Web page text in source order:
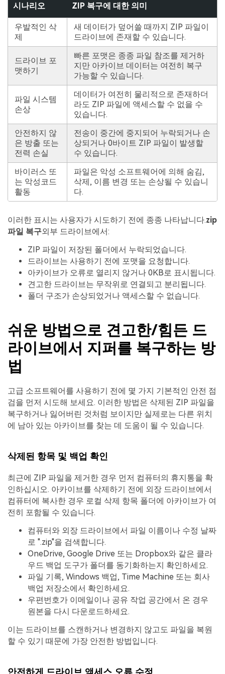
시나리오 ZIP 복구에 대한 의미
우발적인 삭
제
새 데이터가 덮어쓸 때까지 ZIP 파일이
드라이브에 존재할 수 있습니다.
드라이브 포
맷하기
빠른 포맷은 종종 파일 참조를 제거하
지만 아카이브 데이터는 여전히 복구
가능할 수 있습니다.
파일 시스템
손상
데이터가 여전히 물리적으로 존재하더
라도 ZIP 파일에 액세스할 수 없을 수
있습니다.
안전하지 않
은 방출 또는
전력 손실
전송이 중간에 중지되어 누락되거나 손
상되거나 0바이트 ZIP 파일이 발생할
수 있습니다.
바이러스 또
는 악성코드
활동
파일은 악성 소프트웨어에 의해 숨김,
삭제, 이름 변경 또는 손상될 수 있습니
다.
이러한 표시는 사용자가 시도하기 전에 종종 나타납니다.zip
파일 복구외부 드라이브에서:
ZIP 파일이 저장된 폴더에서 누락되었습니다.
드라이브는 사용하기 전에 포맷을 요청합니다.
아카이브가 오류로 열리지 않거나 0KB로 표시됩니다.
견고한 드라이브는 무작위로 연결되고 분리됩니다.
폴더 구조가 손상되었거나 액세스할 수 없습니다.
쉬운 방법으로 견고한/힘든 드
라이브에서 지퍼를 복구하는 방
법
고급 소프트웨어를 사용하기 전에 몇 가지 기본적인 안전 점
검을 먼저 시도해 보세요. 이러한 방법은 삭제된 ZIP 파일을
복구하거나 잃어버린 것처럼 보이지만 실제로는 다른 위치
에 남아 있는 아카이브를 찾는 데 도움이 될 수 있습니다.
삭제된 항목 및 백업 확인
최근에 ZIP 파일을 제거한 경우 먼저 컴퓨터의 휴지통을 확
인하십시오. 아카이브를 삭제하기 전에 외장 드라이브에서
컴퓨터에 복사한 경우 로컬 삭제 항목 폴더에 아카이브가 여
전히 포함될 수 있습니다.
컴퓨터와 외장 드라이브에서 파일 이름이나 수정 날짜
로 ".zip"을 검색합니다.
OneDrive, Google Drive 또는 Dropbox와 같은 클라
우드 백업 도구가 폴더를 동기화하는지 확인하세요.
파일 기록, Windows 백업, Time Machine 또는 회사
백업 저장소에서 확인하세요.
우편번호가 이메일이나 공유 작업 공간에서 온 경우
원본을 다시 다운로드하세요.
이는 드라이브를 스캔하거나 변경하지 않고도 파일을 복원
할 수 있기 때문에 가장 안전한 방법입니다.
안전하게 드라이브 액세스 오류 수정